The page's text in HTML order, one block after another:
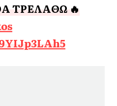
ΤΡΕΛΑΘΩ 🔥